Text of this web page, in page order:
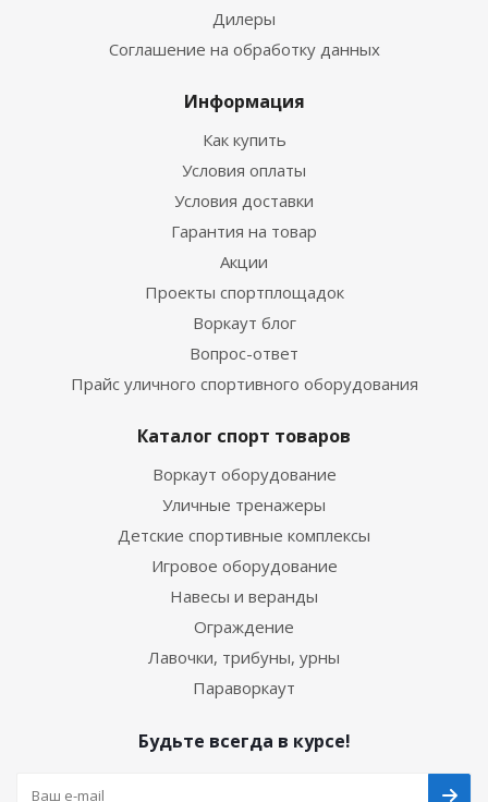
Дилеры
Соглашение на обработку данных
Информация
Как купить
Условия оплаты
Условия доставки
Гарантия на товар
Акции
Проекты спортплощадок
Воркаут блог
Вопрос-ответ
Прайс уличного спортивного оборудования
Каталог спорт товаров
Воркаут оборудование
Уличные тренажеры
Детские спортивные комплексы
Игровое оборудование
Навесы и веранды
Ограждение
Лавочки, трибуны, урны
Параворкаут
Будьте всегда в курсе!